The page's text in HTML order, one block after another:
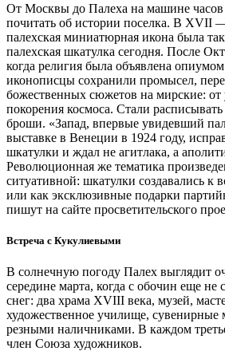
От Москвы до Палеха на машине часов
почитать об истории поселка. В XVII
палехская миниатюрная икона была
палехская шкатулка сегодня. После
когда религия была объявлена
иконописцы сохранили промысел,
божественных сюжетов на мирские: от
покорения космоса. Стали
броши. «Запад, впервые увидевший
выставке в Венеции в 1924 году,
шкатулки и ждал не агитлака, а
Революционная же тематика
ситуативной: шкатулки создавались к
или как эксклюзивные подарки
пишут на сайте просветительского
Встреча с Кукулиевыми
В солнечную погоду Палех выглядит
середине марта, когда с обочин еще
снег: два храма XVIII века, музей,
художественное училище, сувенирные
резными наличниками. В каждом
член Союза художников.